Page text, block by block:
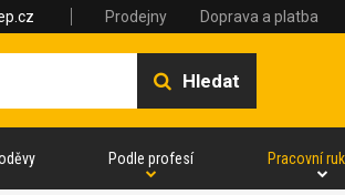
Prodejny Doprava a platba
Hledat
Podle profesí Pracovní